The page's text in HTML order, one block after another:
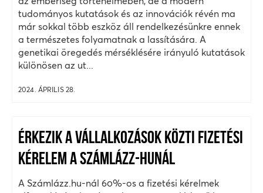
tudományos kutatások és az innovációk révén ma
már sokkal több eszköz áll rendelkezésünkre ennek
a természetes folyamatnak a lassítására. A
genetikai öregedés mérséklésére irányuló kutatások
különösen az ut...
2024. ÁPRILIS 28.
ÉRKEZIK A VÁLLALKOZÁSOK KÖZTI FIZETÉSI
KÉRELEM A SZÁMLÁZZ-HUNÁL
A Számlázz.hu-nál 60%-os a fizetési kérelmek